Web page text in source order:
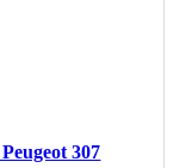
307